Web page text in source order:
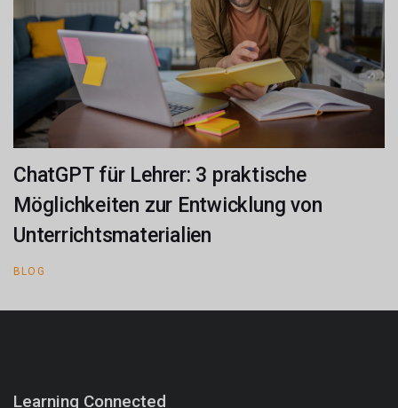
ChatGPT für Lehrer: 3 praktische
Möglichkeiten zur Entwicklung von
Unterrichtsmaterialien
BLOG
Learning Connected